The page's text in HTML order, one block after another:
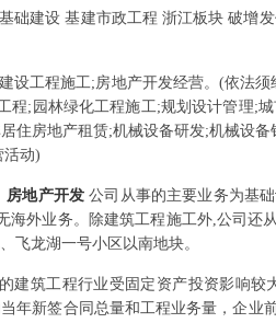
础建设 基建市政工程 浙江板块 破增
设工程施工;房地产开发经营。(依法
程;园林绿化工程施工;规划设计管理;
住房地产租赁;机械设备研发;机械设
活动)
房地产开发公司从事的主要业务为基
海外业务。除建筑工程施工外,公司
飞龙湖一号小区以南地块。
建筑工程行业受固定资产投资影响
年新签合同总量和工程业务量，企